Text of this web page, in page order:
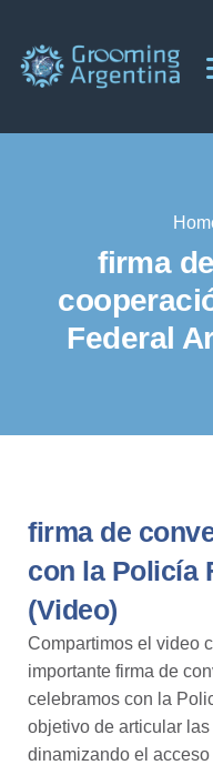
firma
Federal
firma de
con la Policía
(Video)
Compartimos el video
importante firma de
celebramos con la
objetivo de articular
dinamizando el